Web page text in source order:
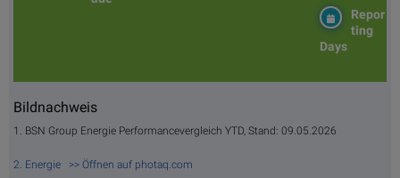
Repor
ting
Days
Bildnachweis
1. BSN Group Energie Performancevergleich YTD, Stand: 09.05.2026
2. Energie >> Öffnen auf photaq.com